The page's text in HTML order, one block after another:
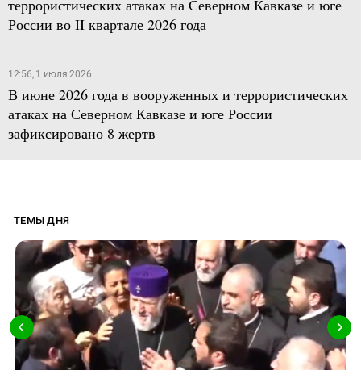
террористических атаках на Северном Кавказе и юге
России во II квартале 2026 года
12:56, 1 июля 2026
В июне 2026 года в вооруженных и террористических
атаках на Северном Кавказе и юге России
зафиксировано 8 жертв
ТЕМЫ ДНЯ